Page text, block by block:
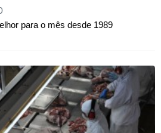
para o mês desde 1989